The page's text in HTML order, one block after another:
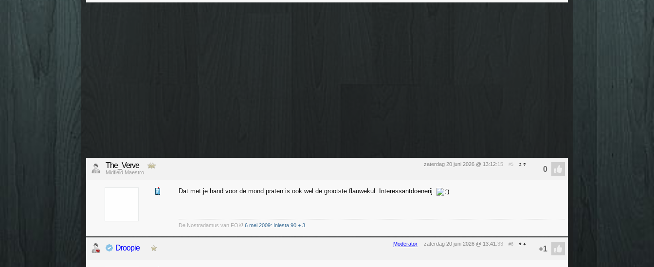
zaterdag 20 juni 2026 @ 13:12:15 #5
The_Verve
Midfield Maestro
Dat met je hand voor de mond praten is ook wel de grootste flauwekul. Interessantdoenerij.
De Nostradamus van FOK! 6 mei 2009: Iniesta 90 + 3.
Moderator zaterdag 20 juni 2026 @ 13:41 :33 #6
Droopie